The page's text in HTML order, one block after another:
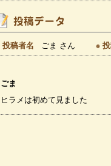
投稿者名 ごま さん
ごま
ヒラメは初めて見ました